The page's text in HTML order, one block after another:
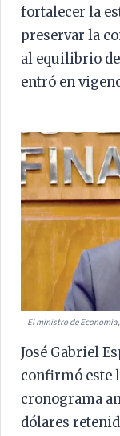
fortalecer la
preservar la
al equilibrio de
entró en
El ministro de
José Gabriel
confirmó este
cronograma
dólares